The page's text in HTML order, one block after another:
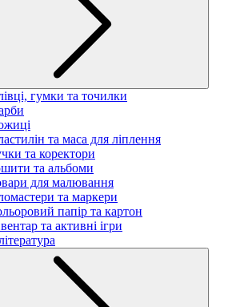
гумки та точилки
та маса для ліплення
та коректори
та альбоми
для малювання
та маркери
папір та картон
та активні ігри